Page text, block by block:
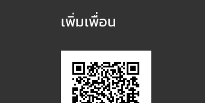
เพิ่มเพื่อน